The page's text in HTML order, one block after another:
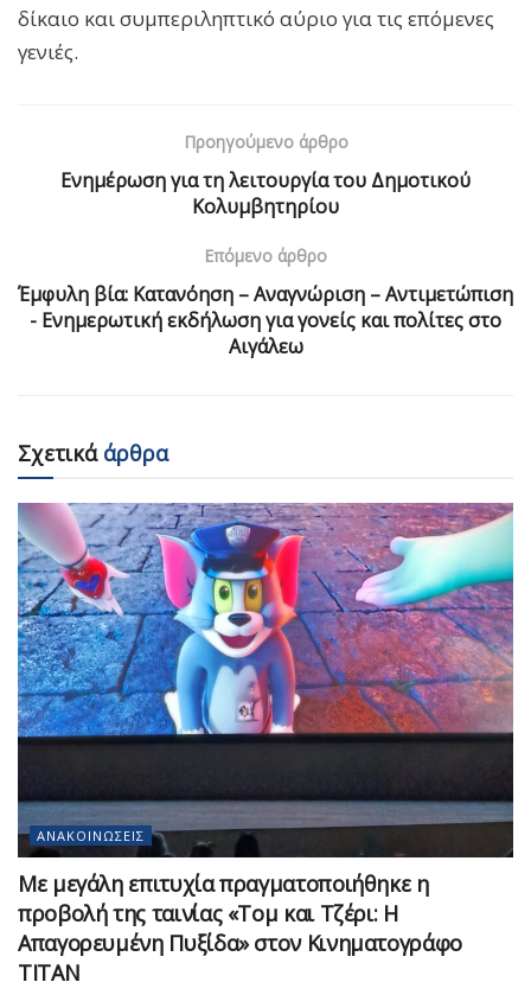
δίκαιο και συμπεριληπτικό αύριο για τις επόμενες
γενιές.
Προηγούμενο άρθρο
Ενημέρωση για τη λειτουργία του Δημοτικού
Κολυμβητηρίου
Επόμενο άρθρο
Έμφυλη βία: Κατανόηση – Αναγνώριση – Αντιμετώπιση
- Ενημερωτική εκδήλωση για γονείς και πολίτες στο
Αιγάλεω
Σχετικάάρθρα
ΑΝΑΚΟΙΝΏΣΕΙΣ
Με μεγάλη επιτυχία πραγματοποιήθηκε η
προβολή της ταινίας «Τομ και Τζέρι: Η
Απαγορευμένη Πυξίδα» στον Κινηματογράφο
ΤΙΤΑΝ